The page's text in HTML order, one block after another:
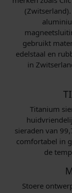
gebruikt
edelstaal en
in
Titanium
sieraden van
comfortabel in
de
Stoere